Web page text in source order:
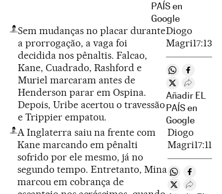
PAÍS en
Google
Sem mudanças no placar durante
a prorrogação, a vaga foi
decidida nos pênaltis. Falcao,
Kane, Cuadrado, Rashford e
Muriel marcaram antes de
Henderson parar em Ospina.
Depois, Uribe acertou o travessão
e Trippier empatou.
Diogo
Magri17:13
Compartir en
Compartir en
Añadir EL
PAÍS en
Google
A Inglaterra saiu na frente com
Kane marcando em pênalti
sofrido por ele mesmo, já no
segundo tempo. Entretanto, Mina
marcou em cobrança de
Diogo
Magri17:11
Compartir en
Compartir en